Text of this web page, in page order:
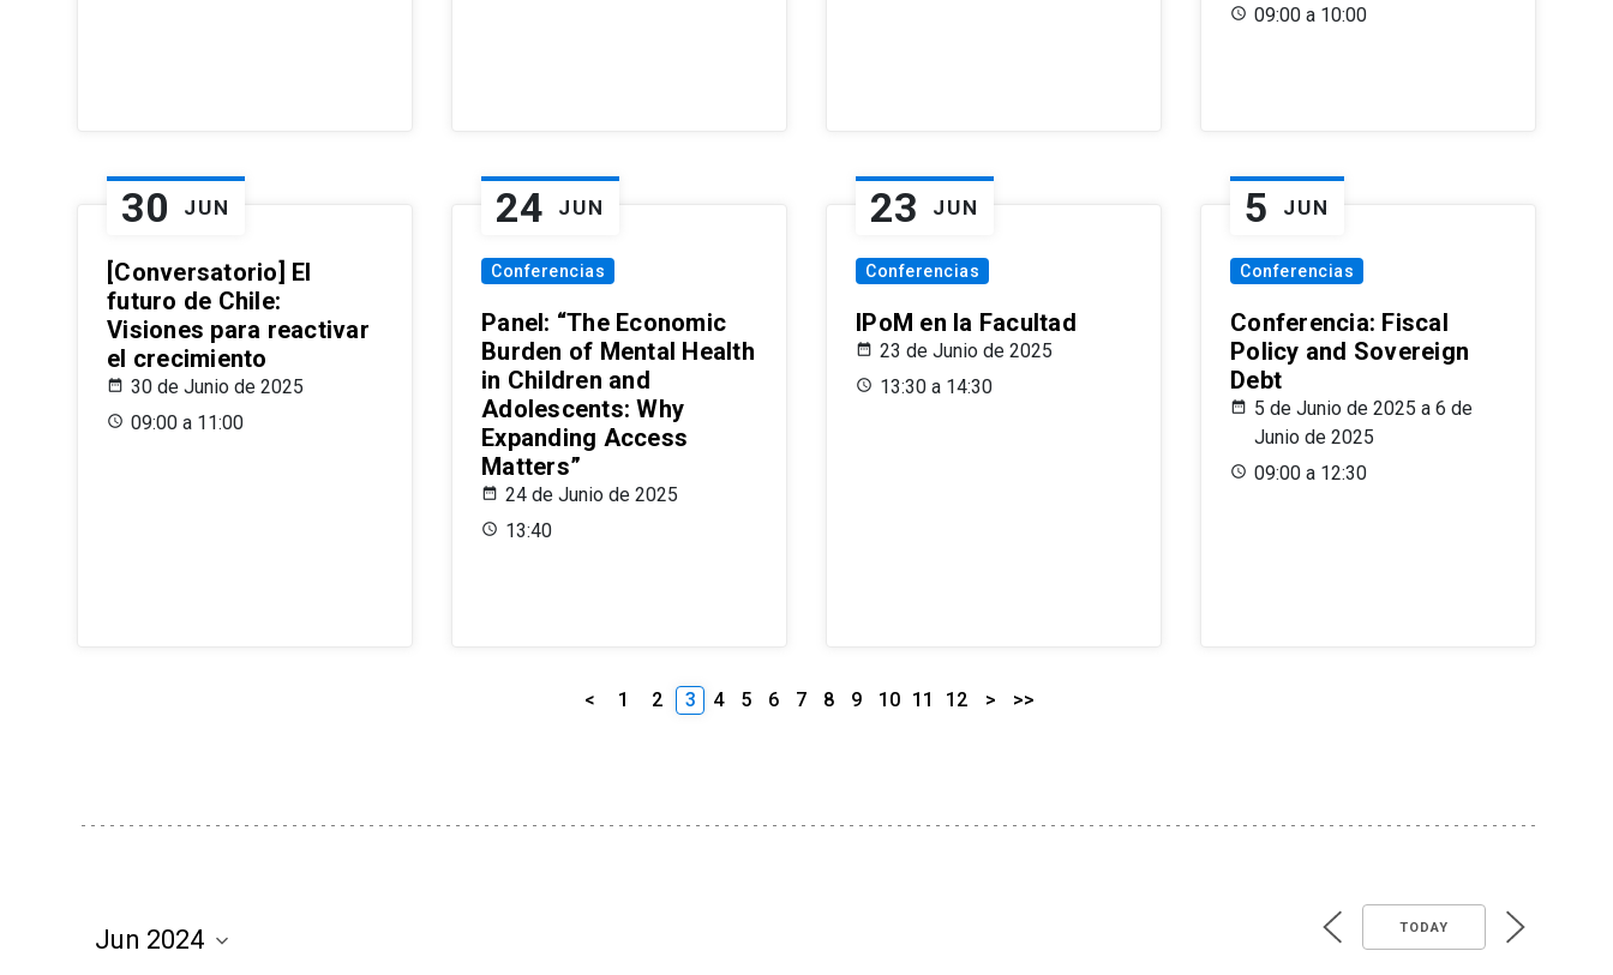
09:00 a 10:00
30 JUN
[Conversatorio] El
futuro de Chile:
Visiones para reactivar
el crecimiento
30 de Junio de 2025
09:00 a 11:00
24 JUN
Conferencias
Panel: “The Economic
Burden of Mental Health
in Children and
Adolescents: Why
Expanding Access
Matters”
24 de Junio de 2025
13:40
23 JUN
Conferencias
IPoM en la Facultad
23 de Junio de 2025
13:30 a 14:30
5 JUN
Conferencias
Conferencia: Fiscal
Policy and Sovereign
Debt
5 de Junio de 2025 a 6 de
Junio de 2025
09:00 a 12:30
< 1 2 3 4 5 6 7 8 9 10 11 12 > >>
TODAY